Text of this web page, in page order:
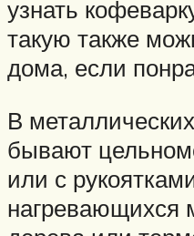
узнать
такую также
дома, если
В
бывают
или с
нагревающихся